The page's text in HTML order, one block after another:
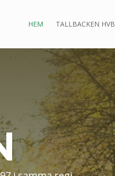
HEM TALLBACKEN HVB